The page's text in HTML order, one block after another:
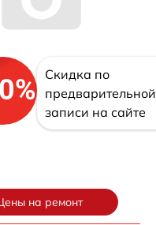
Скидка по
предварительной
записи на сайте
на ремонт